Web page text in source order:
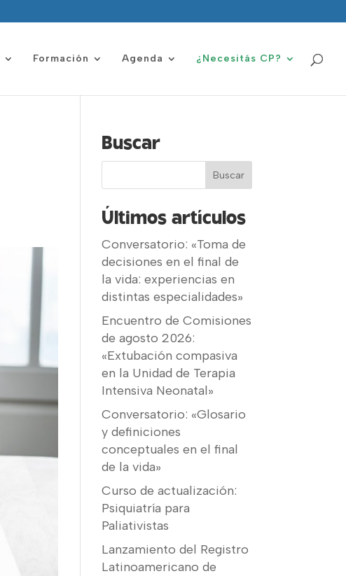
Formación Agenda ¿Necesitás CP?
Buscar
Últimos artículos
Conversatorio: «Toma de
decisiones en el final de
la vida: experiencias en
distintas especialidades»
Encuentro de Comisiones
de agosto 2026:
«Extubación compasiva
en la Unidad de Terapia
Intensiva Neonatal»
Conversatorio: «Glosario
y definiciones
conceptuales en el final
de la vida»
Curso de actualización:
Psiquiatría para
Paliativistas
Lanzamiento del Registro
Latinoamericano de